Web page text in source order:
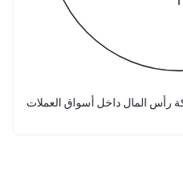
رأس المال داخل أسواق العملات